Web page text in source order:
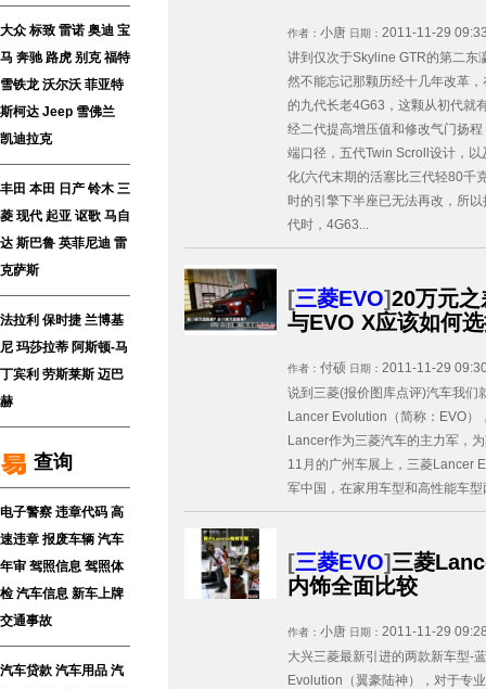
大众 标致 雷诺 奥迪 宝
马 奔驰 路虎 别克 福特
雪铁龙 沃尔沃 菲亚特
斯柯达 Jeep 雪佛兰
凯迪拉克
丰田 本田 日产 铃木 三
菱 现代 起亚 讴歌 马自
达 斯巴鲁 英菲尼迪 雷
克萨斯
法拉利 保时捷 兰博基
尼 玛莎拉蒂 阿斯顿-马
丁宾利 劳斯莱斯 迈巴
赫
查询
电子警察 违章代码 高
速违章 报废车辆 汽车
年审 驾照信息 驾照体
检 汽车信息 新车上牌
交通事故
汽车贷款 汽车用品 汽
作者： 小唐 日期： 2011-11-29
讲到仅次于Skyline GTR的第二
然不能忘记那颗历经十几年改革
的九代长老4G63，这颗从初代就
经二代提高增压值和修改气门扬
端口径，五代Twin Scroll设计，
化(六代末期的活塞比三代轻80千
时的引擎下半座已无法再改，所
代时，4G63...
[三菱EVO]20万元
与EVO X应该如何
作者： 付硕 日期： 2011-11-29
说到三菱(报价图库点评)汽车我们
Lancer Evolution（简称：EVO
Lancer作为三菱汽车的主力军，
11月的广州车展上，三菱Lancer
军中国，在家用车型和高性能车
[三菱EVO]三菱
内饰全面比较
作者： 小唐 日期： 2011-11-29
大兴三菱最新引进的两款新车型-
Evolution（翼豪陆神），对于专